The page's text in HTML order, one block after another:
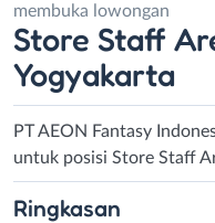
membuka lowongan
Store Staff
Yogyakarta
PT AEON Fantasy
untuk posisi Store Staff
Ringkasan